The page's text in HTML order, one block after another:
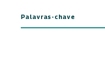
Palavras-chave